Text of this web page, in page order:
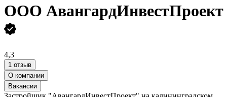
ООО АвангардИнвестПроект
4,3
1 отзыв
О компании
Вакансии